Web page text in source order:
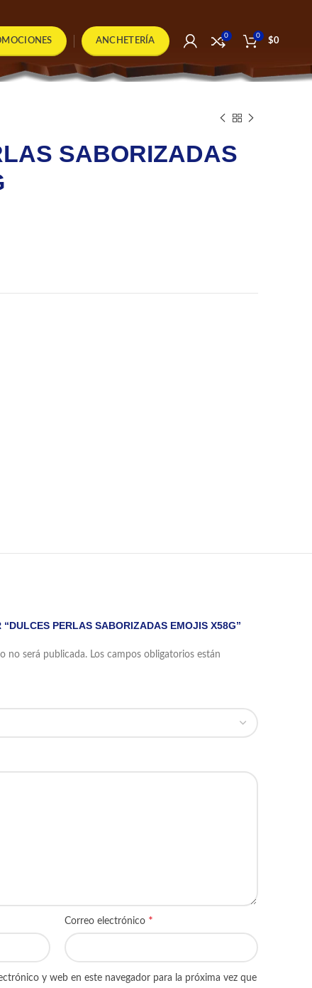
ANCHETERÍA
0 0
$0
SABORIZADAS
PERLAS SABORIZADAS EMOJIS X58G”
no será publicada. Los campos obligatorios están
Correo electrónico *
y web en este navegador para la próxima vez que